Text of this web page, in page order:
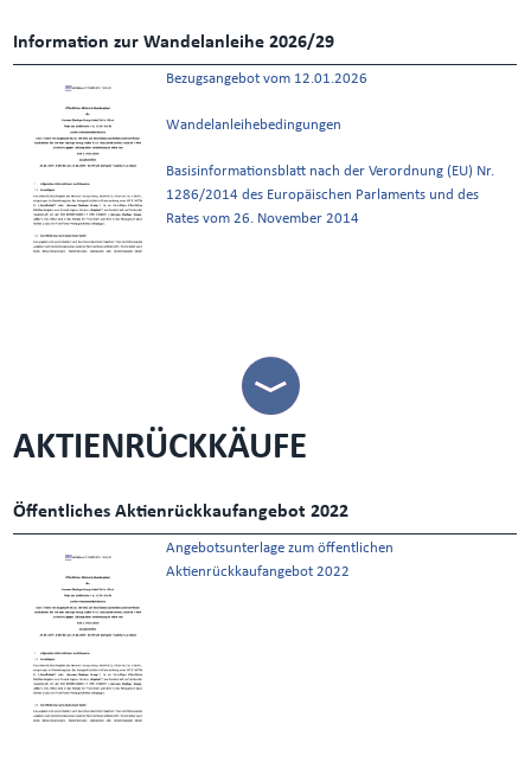
Information zur Wandelanleihe 2026/29
Bezugsangebot vom 12.01.2026
Wandelanleihebedingungen
Basisinformationsblatt nach der Verordnung (EU) Nr.
1286/2014 des Europäischen Parlaments und des
Rates vom 26. November 2014
AKTIENRÜCKKÄUFE
Öffentliches Aktienrückkaufangebot 2022
Angebotsunterlage zum öffentlichen
Aktienrückkaufangebot 2022